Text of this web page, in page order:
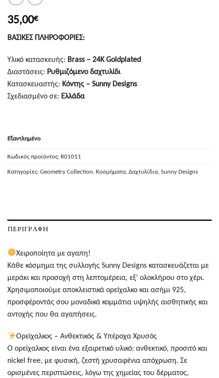
35,00€
ΒΑΣΙΚΕΣ ΠΛΗΡΟΦΟΡΙΕΣ:
Υλικό κατασκευής: Brass – 24K Goldplated
Διαστάσεις: Ρυθμιζόμενο δαχτυλίδι
Κατασκευαστής: Κόντης – Sunny Designs
Σχεδιασμένο σε: Ελλάδα
Εξαντλημένο
Κωδικός προϊόντος: R01011
Κατηγορίες: Geometry Collection Κοσμήματα Δαχτυλίδια Sunny Designs
ΠΕΡΙΓΡΑΦΉ
Χειροποίητα με αγαπη!
Κάθε κόσμημα της συλλογής Sunny Designs κατασκευάζεται με
μεράκι και προσοχή στη λεπτομέρεια, εξ’ ολοκλήρου στο χέρι.
Χρησιμοποιούμε αποκλειστικά ορείχαλκο και ασήμι 925,
προσφέροντάς σου μοναδικά κομμάτια υψηλής αισθητικής και
αντοχής που θα αγαπήσεις.
Ορείχαλκος – Ανθεκτικός & Υπέροχα Χρυσός
Ο ορείχαλκος είναι ένα εξαιρετικό υλικό: ανθεκτικό, προσιτό και
nickel free, με φυσική, ζεστή χρυσαφένια απόχρωση. Σε
ορισμένες περιπτώσεις, λόγω της χημείας του δέρματος,